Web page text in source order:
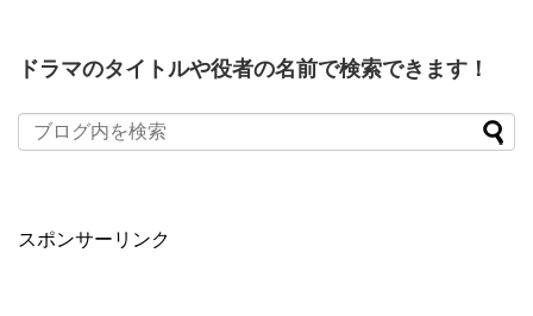
ドラマのタイトルや役者の名前で検索できます！
スポンサーリンク